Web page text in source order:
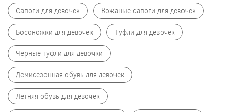
Сапоги для девочек Кожаные сапоги для девочек
Босоножки для девочек Туфли для девочек
Черные туфли для девочки
Демисезонная обувь для девочек
Летняя обувь для девочек